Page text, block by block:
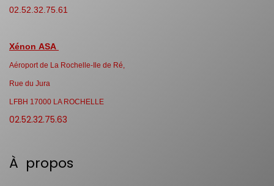
02.52.32.75.61
Xénon ASA
Aéroport de La Rochelle-Ile de Ré,
Rue du Jura
LFBH 17000 LA ROCHELLE
02.52.32.75.63
À propos